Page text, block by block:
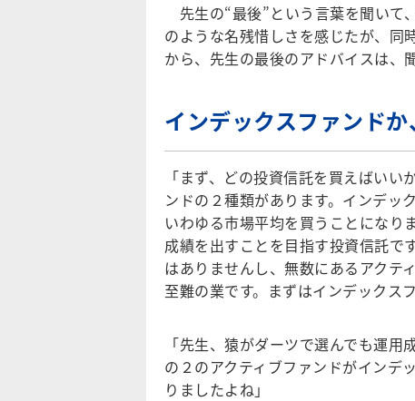
先生の“最後”という言葉を聞いて
のような名残惜しさを感じたが、同
から、先生の最後のアドバイスは、
インデックスファンド
「まず、どの投資信託を買えばい
ンドの２種類があります。インデッ
いわゆる市場平均を買うことになり
成績を出すことを目指す投資信託で
はありませんし、無数にあるアクテ
至難の業です。まずはインデックス
「先生、猿がダーツで選んでも運
の２のアクティブファンドがインデ
りましたよね」